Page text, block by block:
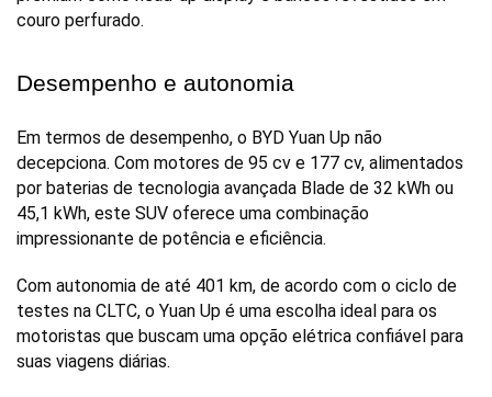
couro perfurado.
Desempenho e autonomia
Em termos de desempenho, o BYD Yuan Up não
decepciona. Com motores de 95 cv e 177 cv, alimentados
por baterias de tecnologia avançada Blade de 32 kWh ou
45,1 kWh, este SUV oferece uma combinação
impressionante de potência e eficiência.
Com autonomia de até 401 km, de acordo com o ciclo de
testes na CLTC, o Yuan Up é uma escolha ideal para os
motoristas que buscam uma opção elétrica confiável para
suas viagens diárias.